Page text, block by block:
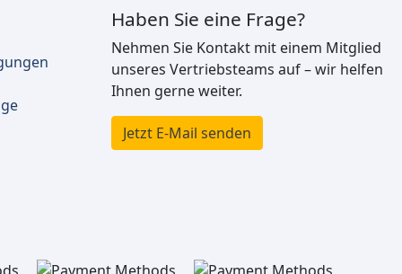
Haben Sie eine Frage?
Nehmen Sie Kontakt mit einem Mitglied
unseres Vertriebsteams auf – wir helfen
Ihnen gerne weiter.
Jetzt E-Mail senden